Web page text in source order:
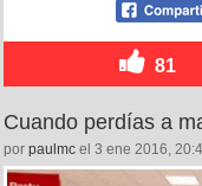
81
Cuando perdías a
por paulmc el 3 ene 2016,